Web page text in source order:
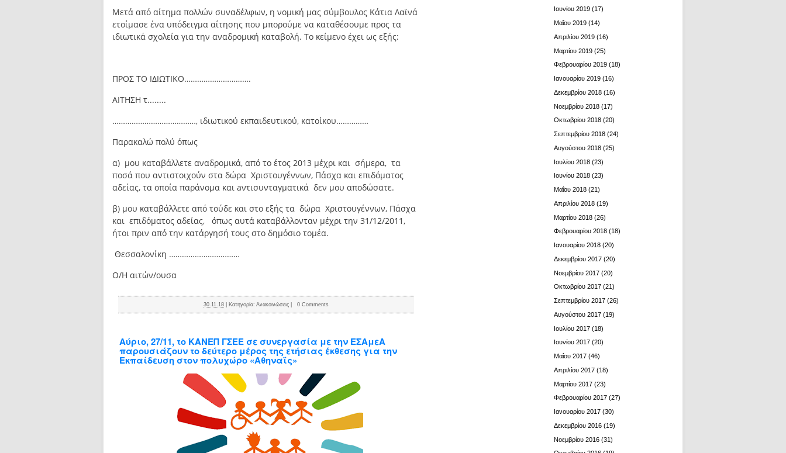
Ιουνίου 2019 (17)
Μαΐου 2019 (14)
Απριλίου 2019 (16)
Μαρτίου 2019 (25)
Φεβρουαρίου 2019 (18)
Ιανουαρίου 2019 (16)
Δεκεμβρίου 2018 (16)
Νοεμβρίου 2018 (17)
Οκτωβρίου 2018 (20)
Σεπτεμβρίου 2018 (24)
Αυγούστου 2018 (25)
Ιουλίου 2018 (23)
Ιουνίου 2018 (23)
Μαΐου 2018 (21)
Απριλίου 2018 (19)
Μαρτίου 2018 (26)
Φεβρουαρίου 2018 (18)
Ιανουαρίου 2018 (20)
Δεκεμβρίου 2017 (20)
Νοεμβρίου 2017 (20)
Οκτωβρίου 2017 (21)
Σεπτεμβρίου 2017 (26)
Αυγούστου 2017 (19)
Ιουλίου 2017 (18)
Ιουνίου 2017 (20)
Μαΐου 2017 (46)
Απριλίου 2017 (18)
Μαρτίου 2017 (23)
Φεβρουαρίου 2017 (27)
Ιανουαρίου 2017 (30)
Δεκεμβρίου 2016 (19)
Νοεμβρίου 2016 (31)
Μετά από αίτημα πολλών συναδέλφων, η νομική μας σύμβουλος Κάτια Λαϊνά
ετοίμασε ένα υπόδειγμα αίτησης που μπορούμε να καταθέσουμε προς τα
ιδιωτικά σχολεία για την αναδρομική καταβολή. Το κείμενο έχει ως εξής:
ΠΡΟΣ ΤΟ ΙΔΙΩΤΙΚΟ………………………….
ΑΙΤΗΣΗ τ........
…………………………………, ιδιωτικού εκπαιδευτικού, κατοίκου……………
Παρακαλώ πολύ όπως
α) μου καταβάλλετε αναδρομικά, από το έτος 2013 μέχρι και σήμερα, τα
ποσά που αντιστοιχούν στα δώρα Χριστουγέννων, Πάσχα και επιδόματος
αδείας, τα οποία παράνομα και aντισυνταγματικά δεν μου αποδώσατε.
β) μου καταβάλλετε από τούδε και στο εξής τα δώρα Χριστουγέννων, Πάσχα
και επιδόματος αδείας, όπως αυτά καταβάλλονταν μέχρι την 31/12/2011,
ήτοι πριν από την κατάργησή τους στο δημόσιο τομέα.
Θεσσαλονίκη ……………………………
Ο/Η αιτών/ουσα
30.11.18 Κατηγορία:Ανακοινώσεις 0 Comments
Αύριο, 27/11, το ΚΑΝΕΠ ΓΣΕΕ σε συνεργασία με την ΕΣAμεΑ
παρουσιάζουν το δεύτερο μέρος της ετήσιας έκθεσης για την
Εκπαίδευση στον πολυχώρο «Αθηναΐς»